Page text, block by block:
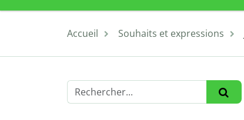
Accueil Souhaits et expressions